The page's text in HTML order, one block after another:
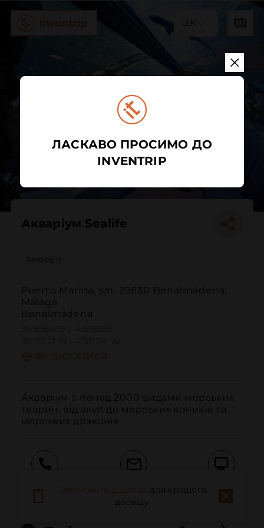
UK
Акваріум Sealife
Акваріум
Puerto Marina, s/n, 29630 Benalmádena,
Málaga
Benalmádena
Акваріум з понад 2000 видами морських
тварин, від акул до морських коників та
морських драконів.
Електронна поштадля кращого
досвіду
ЛАСКАВО ПРОСИМО ДО
INVENTRIP